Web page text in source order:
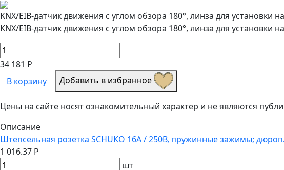
KNX/EIB-датчик движения с углом обзора 180°, линза для установки
KNX/EIB-датчик движения с углом обзора 180°, линза для установки
34 181 Р
В корзину
Добавить в избранное
Цены на сайте носят ознакомительный характер и не являются
Описание
Штепсельная розетка SCHUKO 16А / 250В, пружинные зажимы;
1 016.37 Р
шт